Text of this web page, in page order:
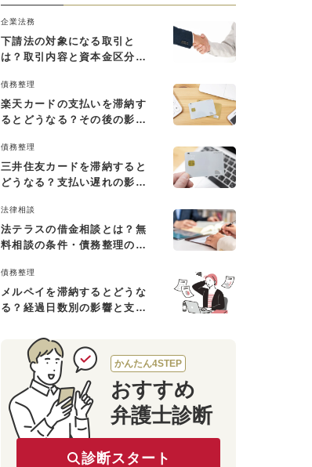
企業法務
下請法の対象になる取引と
は？取引内容と資本金区分に
債務整理
楽天カードの支払いを滞納す
るとどうなる？その後の影響
債務整理
三井住友カードを滞納すると
どうなる？支払い遅れの影響
法律相談
法テラスの借金相談とは？無
料相談の条件・債務整理の費
債務整理
メルペイを滞納するとどうな
る？経過日数別の影響と支払
かんたん4STEP
おすすめ
弁護士診断
診断スタート